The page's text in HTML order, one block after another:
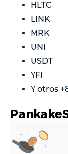
HLTC
LINK
MRK
UNI
USDT
YFI
Y otros